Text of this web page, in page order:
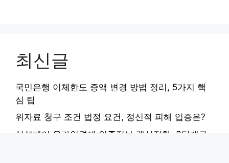
최신글
국민은행 이체한도 증액 변경 방법 정리, 5가지 핵
심 팁
위자료 청구 조건 법정 요건, 정신적 피해 입증은?
삼성페이 온라인결제 인증정보 갱신절차, 3단계로